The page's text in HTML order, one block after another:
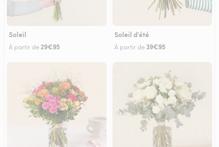
Soleil
À partir de 29€95
Soleil d'été
À partir de 39€95